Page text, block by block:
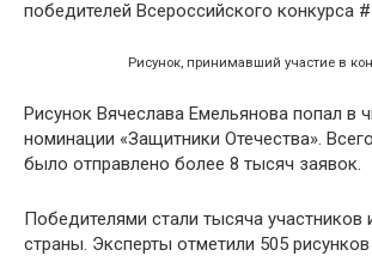
Рисунок, принимавший участие в
Рисунок Вячеслава Емельянова попал в
номинации «Защитники Отечества».
было отправлено более 8 тысяч заявок.
Победителями стали тысяча участников
страны. Эксперты отметили 505